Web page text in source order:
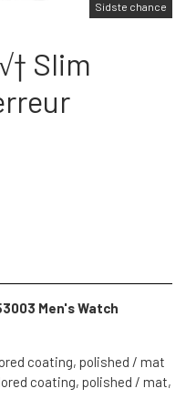
Sidste chance
Slim
Men's Watch
coating, polished / mat
coating, polished / mat,